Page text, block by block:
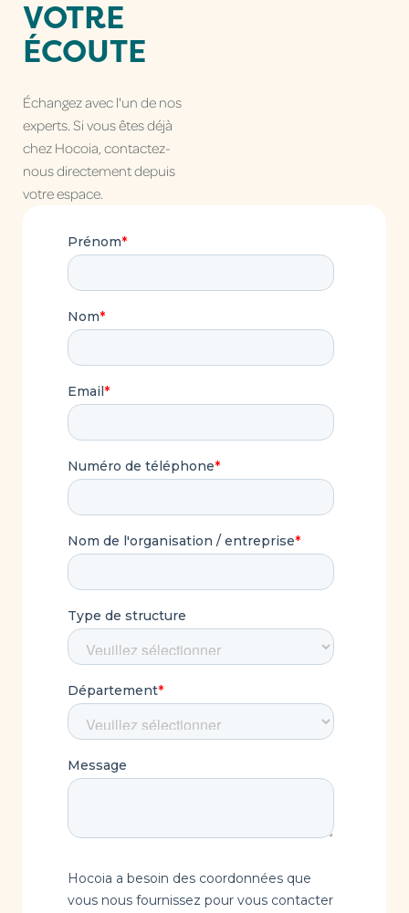
VOTRE
ÉCOUTE
Échangez avec l'un de nos
experts. Si vous êtes déjà
chez Hocoia, contactez-
nous directement depuis
votre espace.